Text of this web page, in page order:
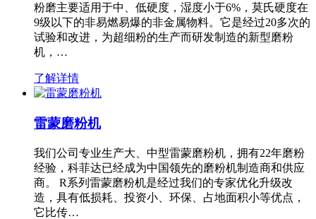
粉磨主要适用于中、低硬度，湿度小于6%，莫氏硬度在
9级以下的非易燃易爆的非金属物料。它是经过20多次的
试验和改进，为超细粉的生产而研发制造的新型磨粉
机，…
了解详情
雷蒙磨粉机
我们公司专业生产大、中型雷蒙磨粉机，拥有22年磨粉
经验，科菲达已经成为中国领先的磨粉机制造商和供应
商。 R系列雷蒙磨粉机是经过我们的专家优化升级改
造，具有低损耗、投资小、环保、占地面积小等优点，
它比传…